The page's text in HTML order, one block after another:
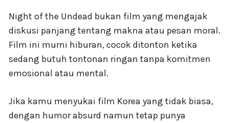
Night of the Undead bukan film yang mengajak
diskusi panjang tentang makna atau pesan moral.
Film ini murni hiburan, cocok ditonton ketika
sedang butuh tontonan ringan tanpa komitmen
emosional atau mental.
Jika kamu menyukai film Korea yang tidak biasa,
dengan humor absurd namun tetap punya